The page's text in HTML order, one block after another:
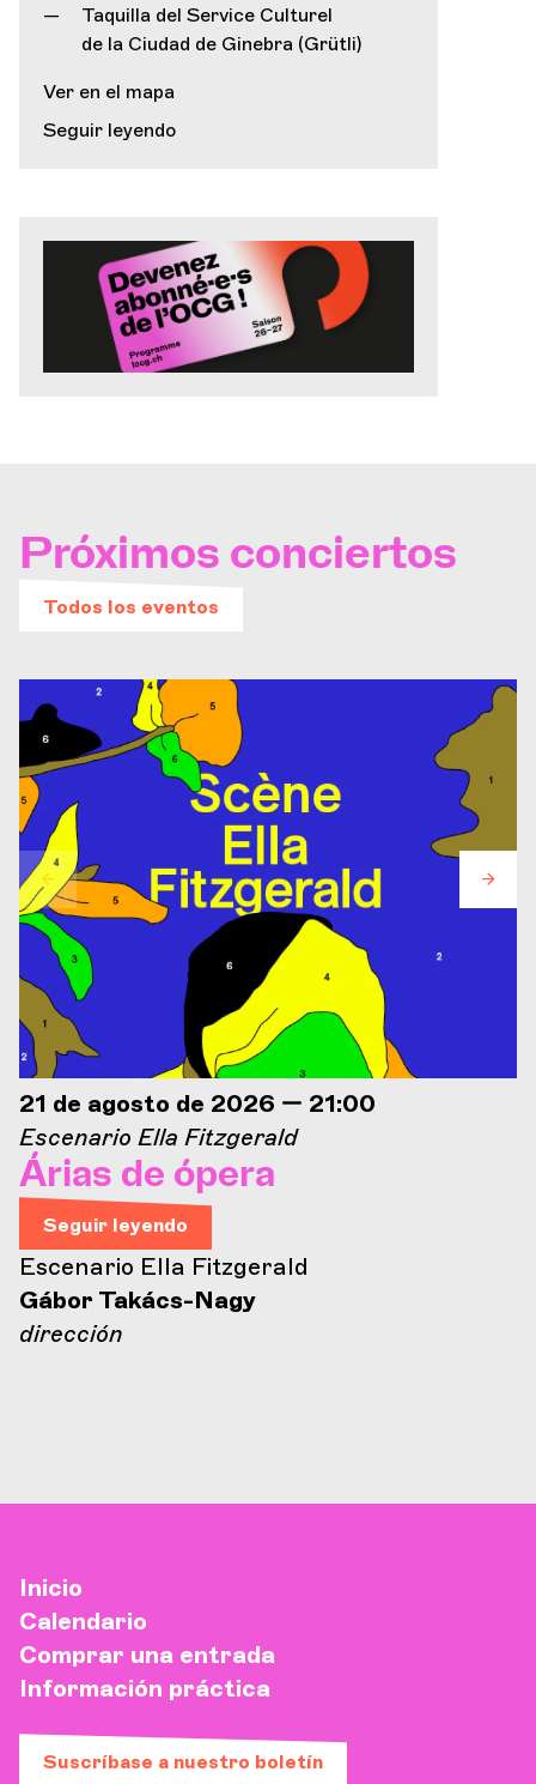
Taquilla del Service Culturel
de la Ciudad de Ginebra (Grütli)
Ver en el mapa
Seguir leyendo
Próximos conciertos
Todos los eventos
21 de agosto de 2026 — 21:00
Escenario Ella Fitzgerald
Árias de ópera
Seguir leyendo
Escenario Ella Fitzgerald
Gábor Takács-Nagy
dirección
Inicio
Calendario
Comprar una entrada
Información práctica
Suscríbase a nuestro boletín